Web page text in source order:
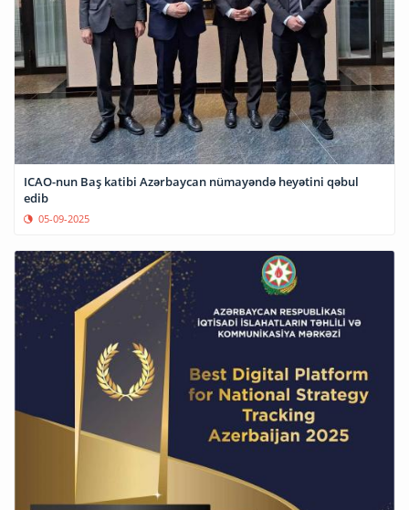
ICAO-nun Baş katibi Azərbaycan nümayəndə heyətini qəbul
edib
05-09-2025